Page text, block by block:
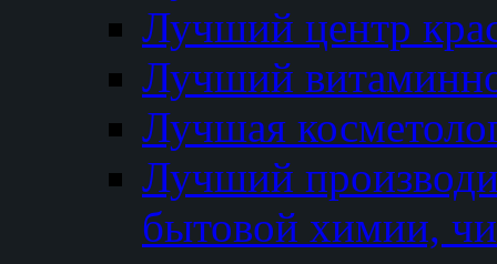
Лучший центр
Лучший
Лучшая
Лучший
бытовой химии,